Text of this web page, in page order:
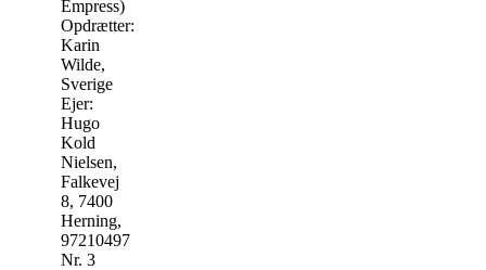
Empress)
Opdrætter:
Karin
Wilde,
Sverige
Ejer:
Hugo
Kold
Nielsen,
Falkevej
8, 7400
Herning,
97210497
Nr. 3